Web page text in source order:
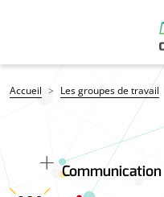
Fil d'Ariane
Accueil Les groupes de travail
Communication